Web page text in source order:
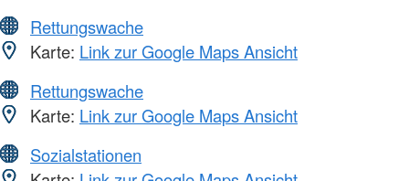
Rettungswache
Karte: Link zur Google Maps Ansicht
Rettungswache
Karte: Link zur Google Maps Ansicht
Sozialstationen